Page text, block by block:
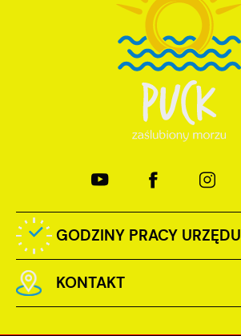
GODZINY PRACY URZĘDU
KONTAKT